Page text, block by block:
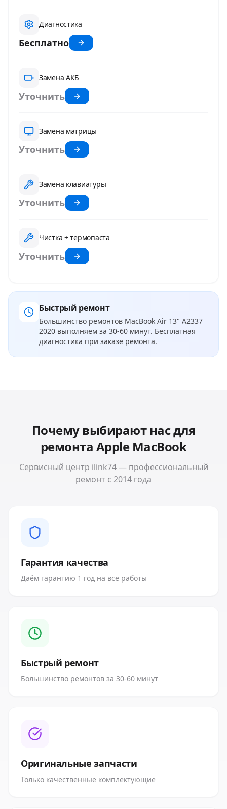
Диагностика
Бесплатно
Замена АКБ
Уточнить
Замена матрицы
Уточнить
Замена клавиатуры
Уточнить
Чистка + термопаста
Уточнить
Быстрый ремонт
Большинство ремонтов MacBook Air 13" A2337
2020 выполняем за 30-60 минут. Бесплатная
диагностика при заказе ремонта.
Почему выбирают нас для
ремонта Apple MacBook
Сервисный центр ilink74 — профессиональный
ремонт с 2014 года
Гарантия качества
Даём гарантию 1 год на все работы
Быстрый ремонт
Большинство ремонтов за 30-60 минут
Оригинальные запчасти
Только качественные комплектующие